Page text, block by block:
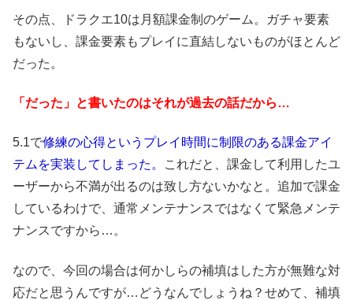
その点、ドラクエ10は月額課金制のゲーム。ガチャ要素
もないし、課金要素もプレイに直結しないものがほとんど
だった。
「だった」と書いたのはそれが過去の話だから…
5.1で修練の心得というプレイ時間に制限のある課金アイ
テムを実装してしまった。
これだと、課金して利用したユ
ーザーから不満が出るのは致し方ないかなと。追加で課金
しているわけで、通常メンテナンスではなくて緊急メンテ
ナンスですから…。
なので、今回の場合は何かしらの補填はした方が無難な対
応だと思うんですが…どうなんでしょうね？せめて、補填